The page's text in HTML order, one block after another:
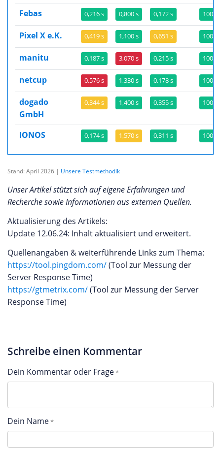
Febas 0,216 s 0,800 s 0,172 s
Pixel X e.K. 0,419 s 1,100 s 0,651 s
manitu 0,187 s 3,070 s 0,215 s
netcup 0,576 s 1,330 s 0,178 s
dogado
GmbH
0,344 s 1,400 s 0,355 s
IONOS 0,174 s 1,570 s 0,311 s
Stand: April 2026 | Unsere Testmethodik
Unser Artikel stützt sich auf eigene Erfahrungen und
Recherche sowie Informationen aus externen Quellen.
Aktualisierung des Artikels:
Update 12.06.24: Inhalt aktualisiert und erweitert.
Quellenangaben & weiterführende Links zum Thema:
https://tool.pingdom.com/(Tool zur Messung der
Server Response Time)
https://gtmetrix.com/(Tool zur Messung der Server
Response Time)
Schreibe einen Kommentar
Dein Kommentar oder Frage
Dein Name